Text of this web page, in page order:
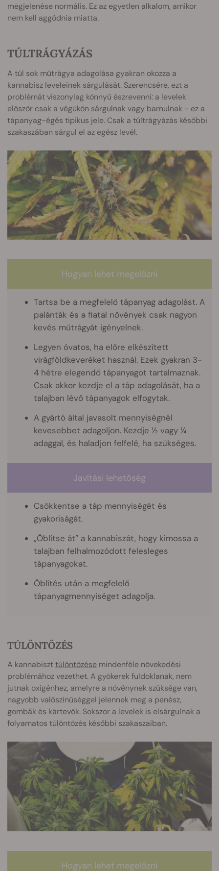
megjelenése normális. Ez az egyetlen alkalom, amikor
nem kell aggódnia miatta.
TÚLTRÁGYÁZÁS
A túl sok műtrágya adagolása gyakran okozza a
kannabisz leveleinek sárgulását. Szerencsére, ezt a
problémát viszonylag könnyű észrevenni: a levelek
először csak a végükön sárgulnak vagy barnulnak - ez a
tápanyag-égés tipikus jele. Csak a túltrágyázás későbbi
szakaszában sárgul el az egész levél.
Hogyan lehet megelőzni
Tartsa be a megfelelő tápanyag adagolást. A
palánták és a fiatal növények csak nagyon
kevés műtrágyát igényelnek.
Legyen óvatos, ha előre elkészített
virágföldkeveréket használ. Ezek gyakran 3-
4 hétre elegendő tápanyagot tartalmaznak.
Csak akkor kezdje el a táp adagolását, ha a
talajban lévő tápanyagok elfogytak.
A gyártó által javasolt mennyiségnél
kevesebbet adagoljon. Kezdje ½ vagy ¼
adaggal, és haladjon felfelé, ha szükséges.
Javítási lehetőség
Csökkentse a táp mennyiségét és
gyakoriságát.
„Öblítse át” a kannabiszát, hogy kimossa a
talajban felhalmozódott felesleges
tápanyagokat.
Öblítés után a megfelelő
tápanyagmennyiséget adagolja.
TÚLÖNTÖZÉS
A kannabiszttúlöntözése mindenféle növekedési
problémához vezethet. A gyökerek fuldoklanak, nem
jutnak oxigénhez, amelyre a növénynek szüksége van,
nagyobb valószínűséggel jelennek meg a penész,
gombák és kártevők. Sokszor a levelek is elsárgulnak a
folyamatos túlöntözés későbbi szakaszaiban.
Hogyan lehet megelőzni